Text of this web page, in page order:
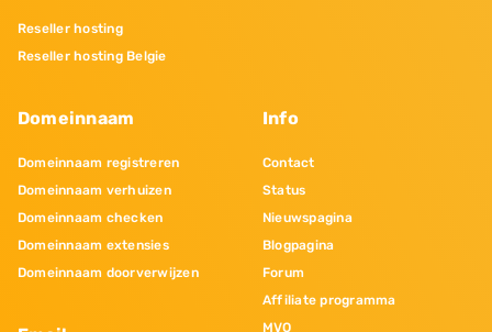
Reseller hosting
Reseller hosting Belgie
Domeinnaam
Domeinnaam registreren
Domeinnaam verhuizen
Domeinnaam checken
Domeinnaam extensies
Domeinnaam doorverwijzen
Info
Contact
Status
Nieuwspagina
Blogpagina
Forum
Affiliate programma
MVO